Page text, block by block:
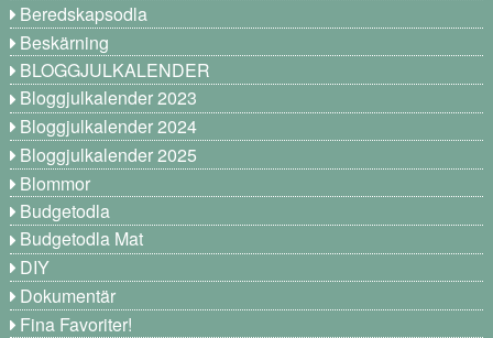
Beredskapsodla
Beskärning
BLOGGJULKALENDER
Bloggjulkalender 2023
Bloggjulkalender 2024
Bloggjulkalender 2025
Blommor
Budgetodla
Budgetodla Mat
DIY
Dokumentär
Fina Favoriter!